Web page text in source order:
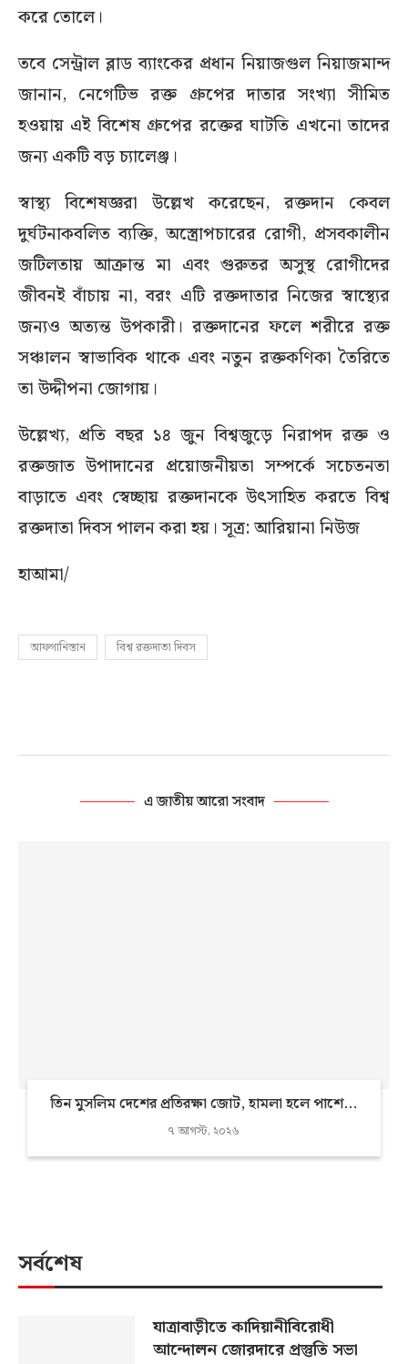
করে তোলে।
তবে সেন্ট্রাল ব্লাড ব্যাংকের প্রধান নিয়াজগুল নিয়াজমান্দ
জানান, নেগেটিভ রক্ত গ্রুপের দাতার সংখ্যা সীমিত
হওয়ায় এই বিশেষ গ্রুপের রক্তের ঘাটতি এখনো তাদের
জন্য একটি বড় চ্যালেঞ্জ।
স্বাস্থ্য বিশেষজ্ঞরা উল্লেখ করেছেন, রক্তদান কেবল
দুর্ঘটনাকবলিত ব্যক্তি, অস্ত্রোপচারের রোগী, প্রসবকালীন
জটিলতায় আক্রান্ত মা এবং গুরুতর অসুস্থ রোগীদের
জীবনই বাঁচায় না, বরং এটি রক্তদাতার নিজের স্বাস্থ্যের
জন্যও অত্যন্ত উপকারী। রক্তদানের ফলে শরীরে রক্ত
সঞ্চালন স্বাভাবিক থাকে এবং নতুন রক্তকণিকা তৈরিতে
তা উদ্দীপনা জোগায়।
উল্লেখ্য, প্রতি বছর ১৪ জুন বিশ্বজুড়ে নিরাপদ রক্ত ও
রক্তজাত উপাদানের প্রয়োজনীয়তা সম্পর্কে সচেতনতা
বাড়াতে এবং স্বেচ্ছায় রক্তদানকে উৎসাহিত করতে বিশ্ব
রক্তদাতা দিবস পালন করা হয়। সূত্র: আরিয়ানা নিউজ
হাআমা/
আফগানিস্তান বিশ্ব রক্তদাতা দিবস
এ জাতীয় আরো সংবাদ
তিন মুসলিম দেশের প্রতিরক্ষা জোট, হামলা হলে পাশে...
৭ আগস্ট, ২০২৬
সর্বশেষ
যাত্রাবাড়ীতে কাদিয়ানীবিরোধী
আন্দোলন জোরদারে প্রস্তুতি সভা